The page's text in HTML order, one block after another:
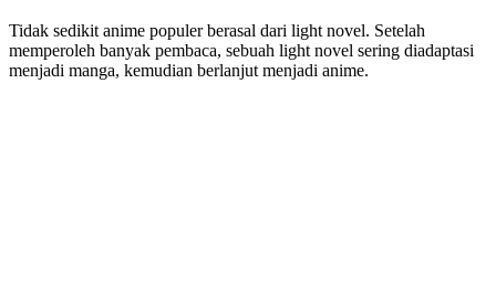
Tidak sedikit anime populer berasal dari light novel. Setelah
memperoleh banyak pembaca, sebuah light novel sering diadaptasi
menjadi manga, kemudian berlanjut menjadi anime.